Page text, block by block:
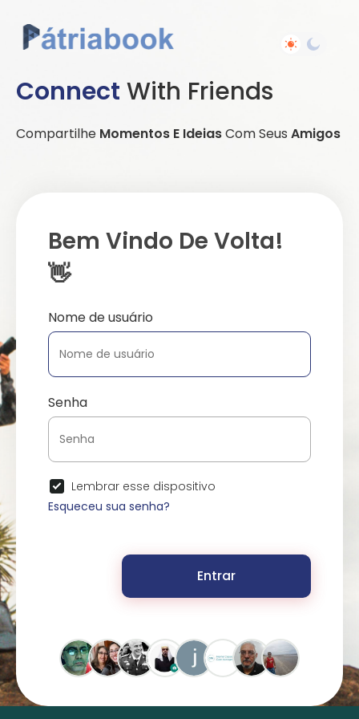
Connect With Friends
Compartilhe Momentos E IdeiasCom Seus Amigos
Bem Vindo De Volta!
👋
Nome de usuário
Senha
Lembrar esse dispositivo
Esqueceu sua senha?
Entrar